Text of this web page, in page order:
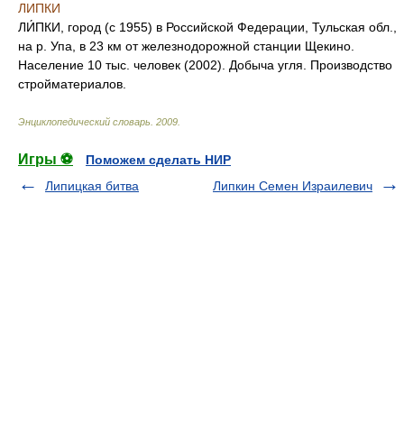
ЛИПКИ
ЛИ́ПКИ, город (с 1955) в Российской Федерации, Тульская обл.,
на р. Упа, в 23 км от железнодорожной станции Щекино.
Население 10 тыс. человек (2002). Добыча угля. Производство
стройматериалов.
Энциклопедический словарь 2009
Игры ⚽
Поможем сделать НИР
Липицкая битва
Липкин Семен Израилевич